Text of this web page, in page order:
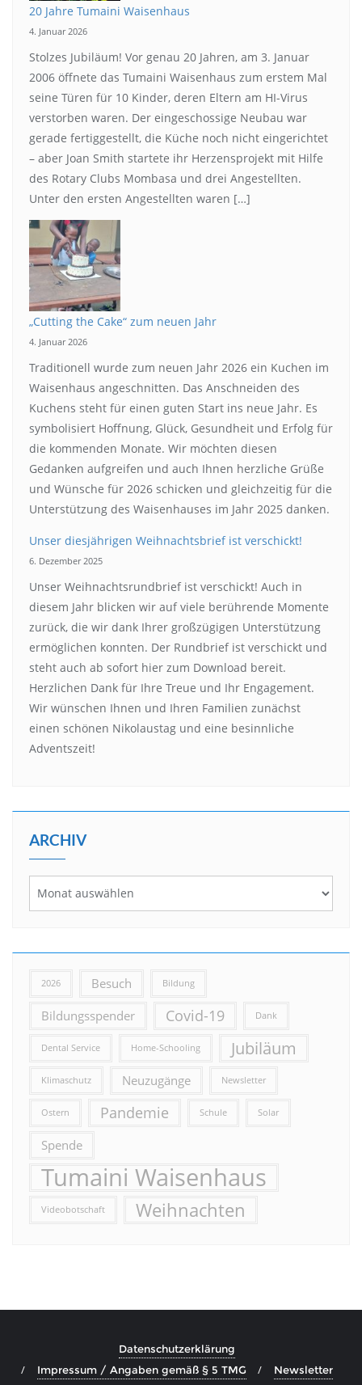
20 Jahre Tumaini Waisenhaus
4. Januar 2026
Stolzes Jubiläum! Vor genau 20 Jahren, am 3. Januar
2006 öffnete das Tumaini Waisenhaus zum erstem Mal
seine Türen für 10 Kinder, deren Eltern am HI-Virus
verstorben waren. Der eingeschossige Neubau war
gerade fertiggestellt, die Küche noch nicht eingerichtet
– aber Joan Smith startete ihr Herzensprojekt mit Hilfe
des Rotary Clubs Mombasa und drei Angestellten.
Unter den ersten Angestellten waren […]
„Cutting the Cake“ zum neuen Jahr
4. Januar 2026
Traditionell wurde zum neuen Jahr 2026 ein Kuchen im
Waisenhaus angeschnitten. Das Anschneiden des
Kuchens steht für einen guten Start ins neue Jahr. Es
symbolisiert Hoffnung, Glück, Gesundheit und Erfolg für
die kommenden Monate. Wir möchten diesen
Gedanken aufgreifen und auch Ihnen herzliche Grüße
und Wünsche für 2026 schicken und gleichzeitig für die
Unterstützung des Waisenhauses im Jahr 2025 danken.
Unser diesjährigen Weihnachtsbrief ist verschickt!
6. Dezember 2025
Unser Weihnachtsrundbrief ist verschickt! Auch in
diesem Jahr blicken wir auf viele berührende Momente
zurück, die wir dank Ihrer großzügigen Unterstützung
ermöglichen konnten. Der Rundbrief ist verschickt und
steht auch ab sofort hier zum Download bereit.
Herzlichen Dank für Ihre Treue und Ihr Engagement.
Wir wünschen Ihnen und Ihren Familien zunächst
einen schönen Nikolaustag und eine besinnliche
Adventszeit!
ARCHIV
2026 Besuch Bildung
Bildungsspender Covid-19 Dank
Dental Service Home-Schooling Jubiläum
Klimaschutz Neuzugänge Newsletter
Ostern Pandemie Schule Solar
Spende
Tumaini Waisenhaus
Videobotschaft Weihnachten
Datenschutzerklärung
Impressum / Angaben gemäß § 5 TMG
Newsletter